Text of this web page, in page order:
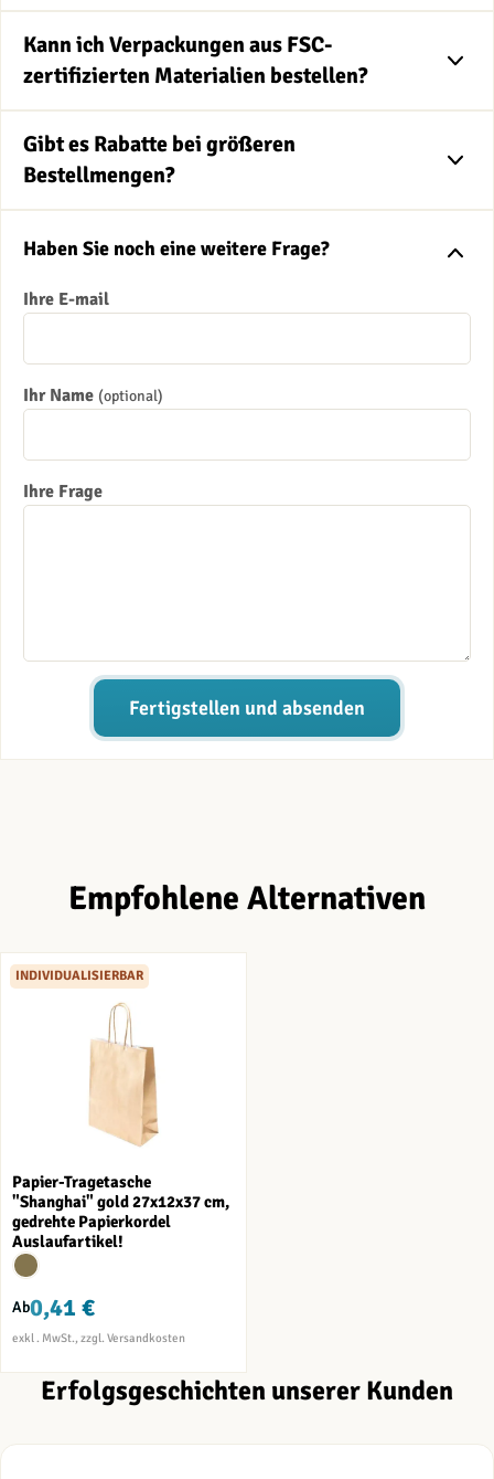
Kann ich Verpackungen aus FSC-
zertifizierten Materialien bestellen?
Gibt es Rabatte bei größeren
Bestellmengen?
Haben Sie noch eine weitere Frage?
Ihre E-mail
Ihr Name (optional)
Ihre Frage
Fertigstellen und absenden
Empfohlene Alternativen
INDIVIDUALISIERBAR
Papier-Tragetasche
"Shanghai" gold 27x12x37 cm,
gedrehte Papierkordel
Auslaufartikel!
Ab0,41 €
Erfolgsgeschichten unserer Kunden